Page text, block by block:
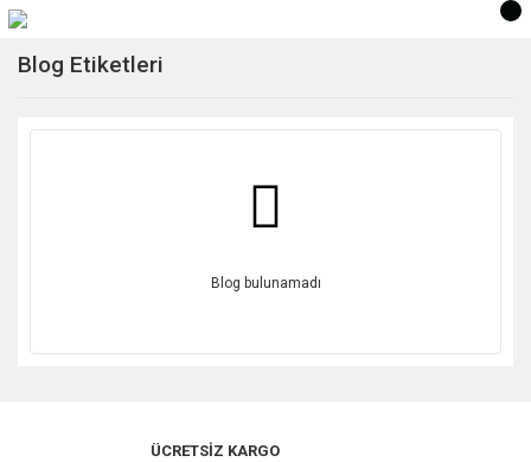
Blog Etiketleri
Blog bulunamadı
ÜCRETSİZ KARGO